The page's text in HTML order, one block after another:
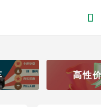
比陵园